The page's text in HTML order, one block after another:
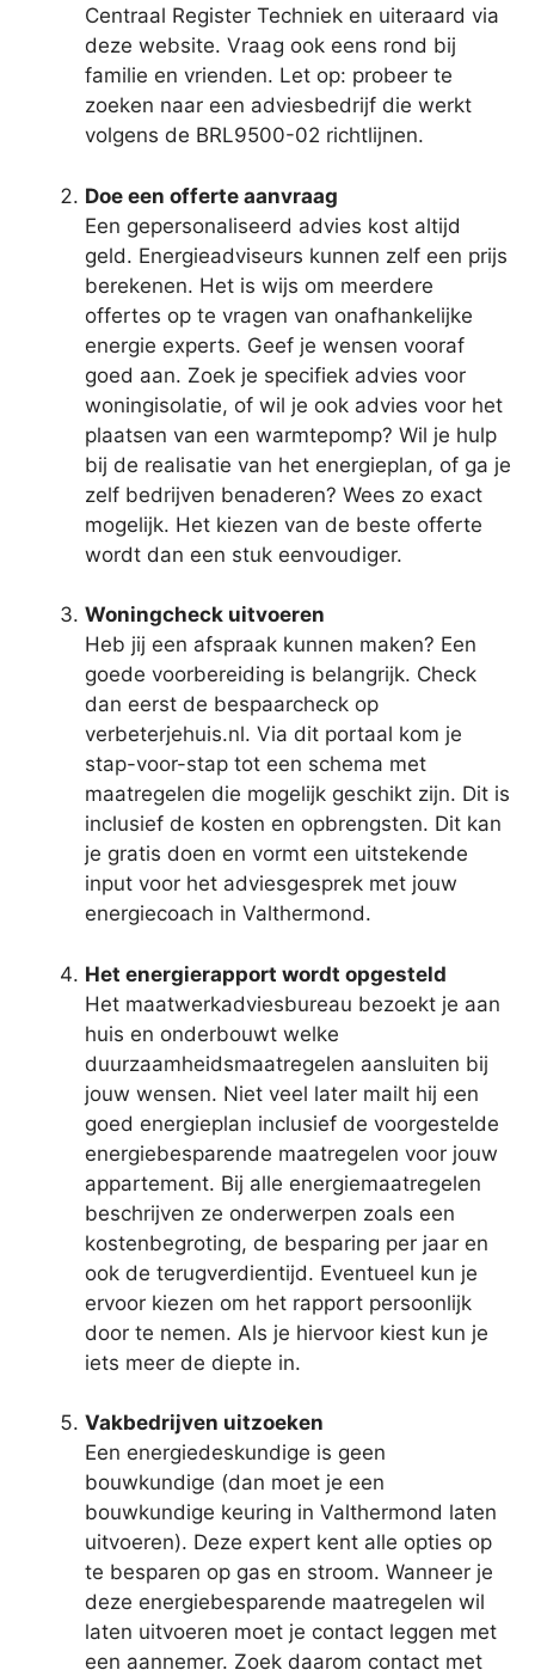
Centraal Register Techniek en uiteraard via
deze website. Vraag ook eens rond bij
familie en vrienden. Let op: probeer te
zoeken naar een adviesbedrijf die werkt
volgens de BRL9500-02 richtlijnen.
Doe een offerte aanvraag
Een gepersonaliseerd advies kost altijd
geld. Energieadviseurs kunnen zelf een prijs
berekenen. Het is wijs om meerdere
offertes op te vragen van onafhankelijke
energie experts. Geef je wensen vooraf
goed aan. Zoek je specifiek advies voor
woningisolatie, of wil je ook advies voor het
plaatsen van een warmtepomp? Wil je hulp
bij de realisatie van het energieplan, of ga je
zelf bedrijven benaderen? Wees zo exact
mogelijk. Het kiezen van de beste offerte
wordt dan een stuk eenvoudiger.
Woningcheck uitvoeren
Heb jij een afspraak kunnen maken? Een
goede voorbereiding is belangrijk. Check
dan eerst de bespaarcheck op
verbeterjehuis.nl. Via dit portaal kom je
stap-voor-stap tot een schema met
maatregelen die mogelijk geschikt zijn. Dit is
inclusief de kosten en opbrengsten. Dit kan
je gratis doen en vormt een uitstekende
input voor het adviesgesprek met jouw
energiecoach in Valthermond.
Het energierapport wordt opgesteld
Het maatwerkadviesbureau bezoekt je aan
huis en onderbouwt welke
duurzaamheidsmaatregelen aansluiten bij
jouw wensen. Niet veel later mailt hij een
goed energieplan inclusief de voorgestelde
energiebesparende maatregelen voor jouw
appartement. Bij alle energiemaatregelen
beschrijven ze onderwerpen zoals een
kostenbegroting, de besparing per jaar en
ook de terugverdientijd. Eventueel kun je
ervoor kiezen om het rapport persoonlijk
door te nemen. Als je hiervoor kiest kun je
iets meer de diepte in.
Vakbedrijven uitzoeken
Een energiedeskundige is geen
bouwkundige (dan moet je een
bouwkundige keuring in Valthermond laten
uitvoeren). Deze expert kent alle opties op
te besparen op gas en stroom. Wanneer je
deze energiebesparende maatregelen wil
laten uitvoeren moet je contact leggen met
een aannemer. Zoek daarom contact met